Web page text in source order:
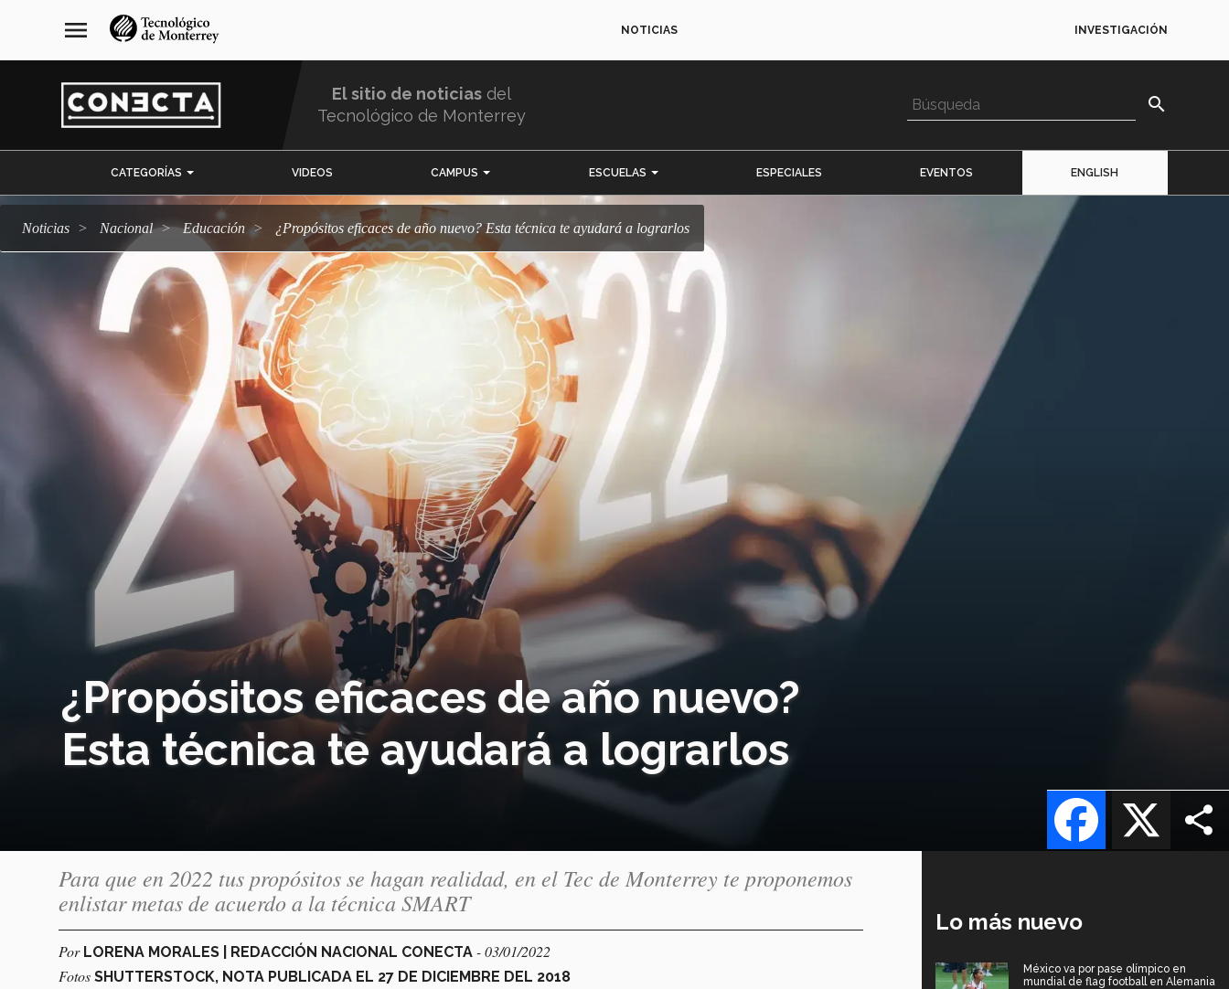
navegación
principal
menu NOTICIAS INVESTIGACIÓN
El sitio de noticias del
Tecnológico de Monterrey
search
CATEGORÍAS VIDEOS CAMPUS ESCUELAS ESPECIALES EVENTOS ENGLISH
Noticias Nacional Educación ¿Propósitos eficaces de año nuevo? Esta técnica te ayudará a lograrlos
¿Propósitos eficaces de año nuevo?
Esta técnica te ayudará a lograrlos
X
Facebook
Para que en 2022 tus propósitos se hagan realidad, en el Tec de Monterrey te proponemos
enlistar metas de acuerdo a la técnica SMART
Por LORENA MORALES | REDACCIÓN NACIONAL CONECTA - 03/01/2022
Fotos SHUTTERSTOCK, NOTA PUBLICADA EL 27 DE DICIEMBRE DEL 2018
Lo más nuevo
México va por pase olímpico en
mundial de flag football en Alemania